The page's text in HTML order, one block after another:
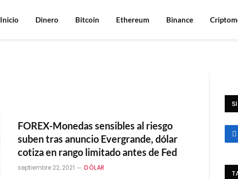
Inicio Dinero Bitcoin Ethereum Binance
FOREX-Monedas sensibles al riesgo
suben tras anuncio Evergrande, dólar
cotiza en rango limitado antes de Fed
septiembre 22, 2021 DÓLAR